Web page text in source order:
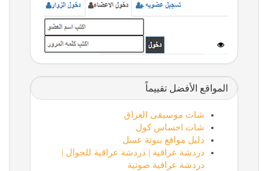
المواقع الأفضل تقييماً
شات موسيقى العراق
شات احساس كول
دليل مواقع بنوتة عسل
دردشة عراقية | دردشة عراقية للجوال |
دردشة عراقية صوتية